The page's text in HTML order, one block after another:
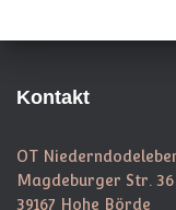
Kontakt
OT
Magdeburger Str. 36
39167 Hohe Börde